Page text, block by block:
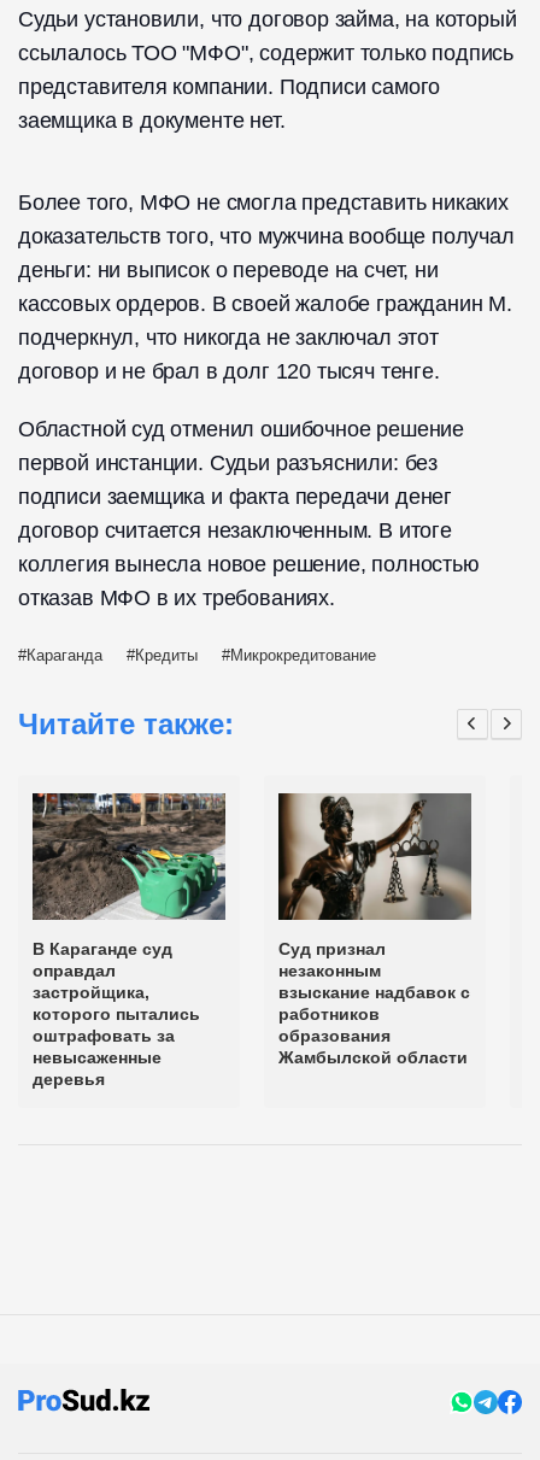
Судьи установили, что договор займа, на который
ссылалось ТОО "МФО", содержит только подпись
представителя компании. Подписи самого
заемщика в документе нет.
Более того, МФО не смогла представить никаких
доказательств того, что мужчина вообще получал
деньги: ни выписок о переводе на счет, ни
кассовых ордеров. В своей жалобе гражданин М.
подчеркнул, что никогда не заключал этот
договор и не брал в долг 120 тысяч тенге.
Областной суд отменил ошибочное решение
первой инстанции. Судьи разъяснили: без
подписи заемщика и факта передачи денег
договор считается незаключенным. В итоге
коллегия вынесла новое решение, полностью
отказав МФО в их требованиях.
Караганда Кредиты Микрокредитование
Читайте также:
В Караганде суд
оправдал
застройщика,
которого пытались
оштрафовать за
невысаженные
деревья
Суд признал
незаконным
взыскание надбавок с
работников
образования
Жамбылской области